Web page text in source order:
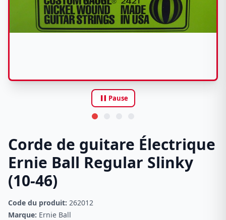
pause Pause
Corde de guitare Électrique
Ernie Ball Regular Slinky
(10-46)
Code du produit: 262012
Marque: Ernie Ball